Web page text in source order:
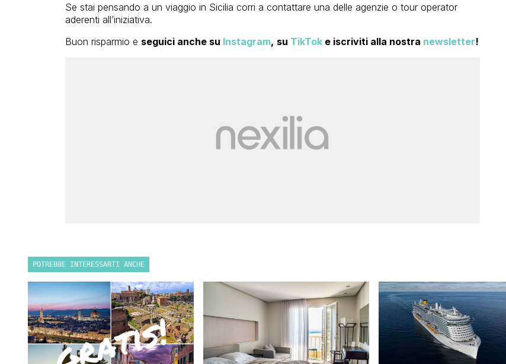
Se stai pensando a un viaggio in Sicilia corri a contattare una delle agenzie o tour operator
aderenti all’iniziativa.
Buon risparmio e seguici anche su Instagram, su TikToke iscriviti alla nostra newsletter!
POTREBBE INTERESSARTI ANCHE